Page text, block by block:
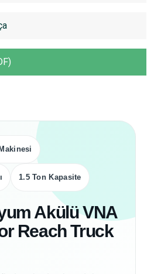
1.5 Ton Kapasite
Akülü VNA
Reach Truck